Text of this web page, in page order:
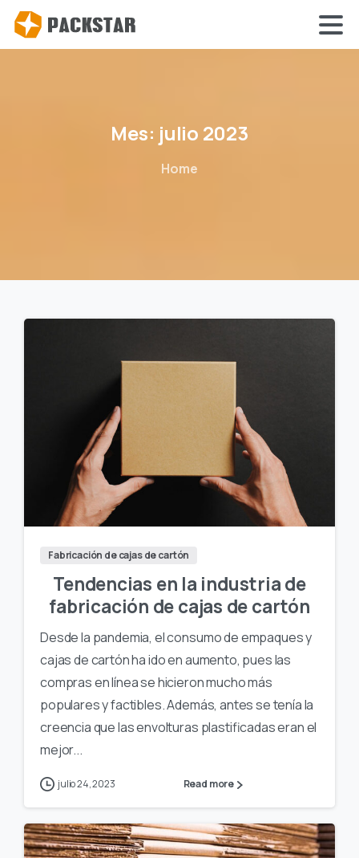
Mes: julio 2023
Home
Fabricación de cajas de cartón
Tendencias en la industria de
fabricación de cajas de cartón
Desde la pandemia, el consumo de empaques y
cajas de cartón ha ido en aumento, pues las
compras en línea se hicieron mucho más
populares y factibles. Además, antes se tenía la
creencia que las envolturas plastificadas eran el
mejor...
julio 24, 2023 Read more